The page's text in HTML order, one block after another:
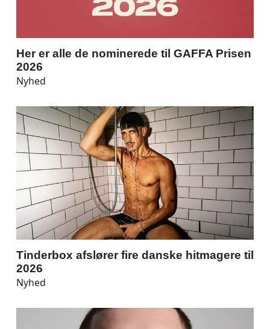
Her er alle de nominerede til GAFFA Prisen
2026
Nyhed
Tinderbox afslører fire danske hitmagere til
2026
Nyhed